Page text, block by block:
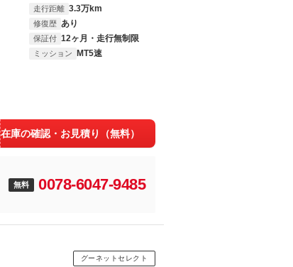
走行距離 3.3万km
修復歴 あり
保証付 12ヶ月・走行無制限
ミッション MT5速
在庫の確認・お見積り（無料）
無料 0078-6047-9485
グーネットセレクト